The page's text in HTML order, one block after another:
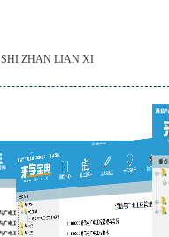
SHI ZHAN LIAN XI